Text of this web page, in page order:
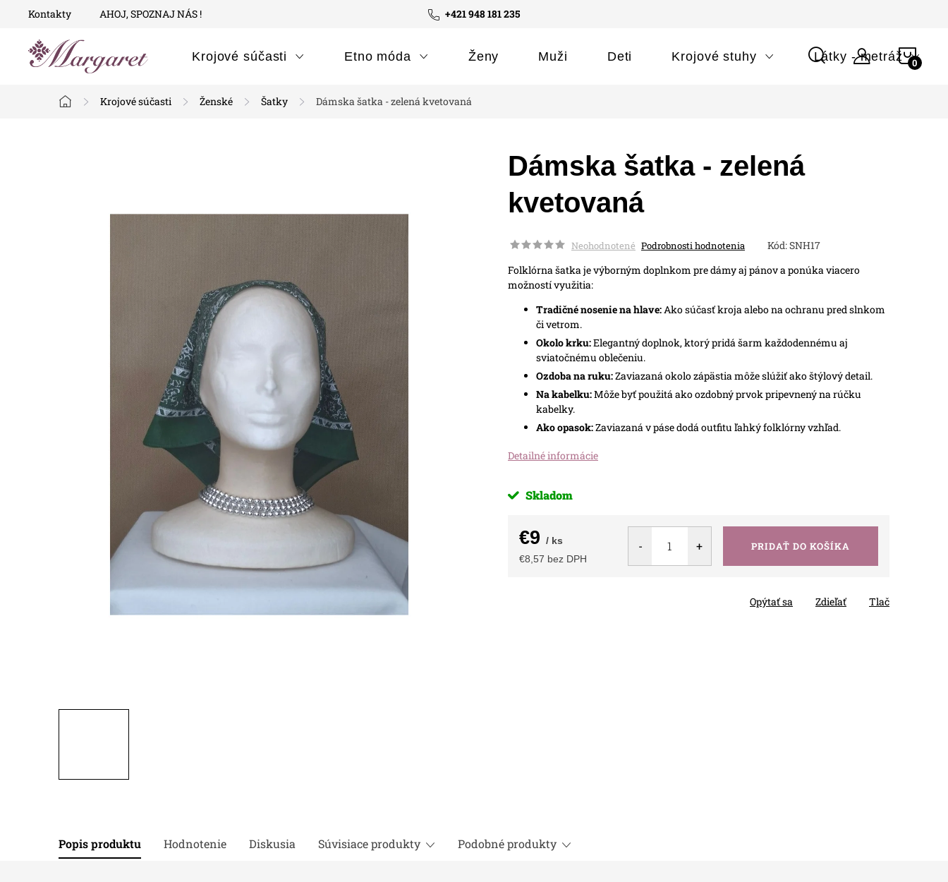
Prejsť
+421 948 181 235
Kontakty AHOJ, SPOZNAJ NÁS !
Krojové súčasti Etno móda Ženy Muži Deti Krojové stuhy Látky - metráž
Domov
Krojové súčasti Ženské Šatky Dámska šatka - zelená kvetovaná
Dámska šatka - zelená
kvetovaná
Neohodnotené Podrobnosti hodnotenia Kód:SNH17
Folklórna šatka je výborným doplnkom pre dámy aj pánov a ponúka viacero
možností využitia:
Tradičné nosenie na hlave: Ako súčasť kroja alebo na ochranu pred slnkom
či vetrom.
Okolo krku:Elegantný doplnok, ktorý pridá šarm každodennému aj
sviatočnému oblečeniu.
Ozdoba na ruku:Zaviazaná okolo zápästia môže slúžiť ako štýlový detail.
Na kabelku:Môže byť použitá ako ozdobný prvok pripevnený na rúčku
kabelky.
Ako opasok:Zaviazaná v páse dodá outfitu ľahký folklórny vzhľad.
Detailné informácie
Skladom
€9 / ks
€8,57 bez DPH
PRIDAŤ DO KOŠÍKA
Tlač
Opýtať sa Zdieľať
Popis produktu Hodnotenie Diskusia Súvisiace produkty Podobné produkty